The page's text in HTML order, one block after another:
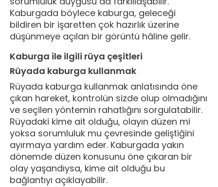
Kaburgada böylece kaburga, geleceği
bildiren bir işaretten çok hazırlık üzerine
düşünmeye açılan bir görüntü hâline gelir.
Kaburga ile ilgili rüya çeşitleri
Rüyada kaburga kullanmak
Rüyada kaburga kullanmak anlatısında öne
çıkan hareket, kontrolün sizde olup olmadığını
ve seçilen yöntemin rahatlığını sorgulatabilir.
Rüyadaki kime ait olduğu, olayın düzen mi
yoksa sorumluluk mu çevresinde geliştiğini
ayırmaya yardım eder. Kaburgada yakın
dönemde düzen konusunu öne çıkaran bir
olay yaşandıysa, kime ait olduğu bu
bağlantıyı açıklayabilir.